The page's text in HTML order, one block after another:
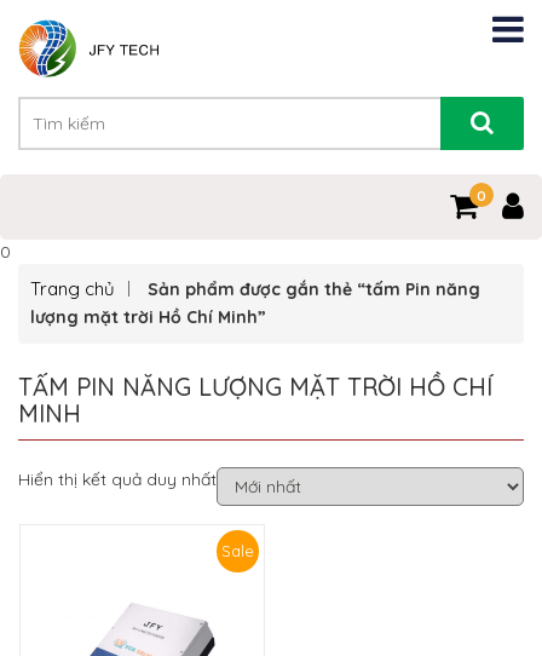
0
0
Trang chủ
Sản phẩm được gắn thẻ “tấm Pin năng
lượng mặt trời Hồ Chí Minh”
TẤM PIN NĂNG LƯỢNG MẶT TRỜI HỒ CHÍ
MINH
Hiển thị kết quả duy nhất
Sale